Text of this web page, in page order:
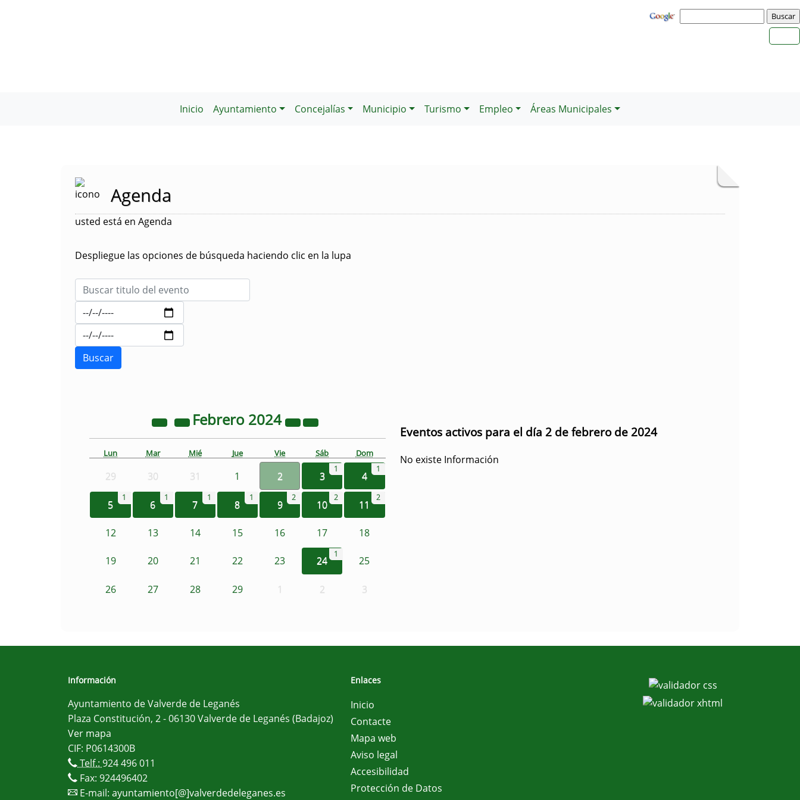
Inicio Ayuntamiento Concejalías Municipio Turismo Empleo Áreas Municipales
Agenda
usted está en Agenda
Despliegue las opciones de búsqueda haciendo clic en la lupa
Febrero 2024
Lun Mar Mié Jue Vie Sáb Dom
29 30 31 1 2 3
1
4
1
5
1
6
1
7
1
8
1
9
2
10
2
11
2
12 13 14 15 16 17 18
19 20 21 22 23 24
1
25
26 27 28 29 1 2 3
Eventos activos para el día 2 de febrero de 2024
No existe Información
Información
Ayuntamiento de Valverde de Leganés
Plaza Constitución, 2 - 06130 Valverde de Leganés (Badajoz)
Ver mapa
CIF: P0614300B
Telf.:924 496 011
Fax: 924496402
E-mail: ayuntamiento[@]valverdedeleganes.es
Enlaces
Inicio
Contacte
Mapa web
Aviso legal
Accesibilidad
Protección de Datos